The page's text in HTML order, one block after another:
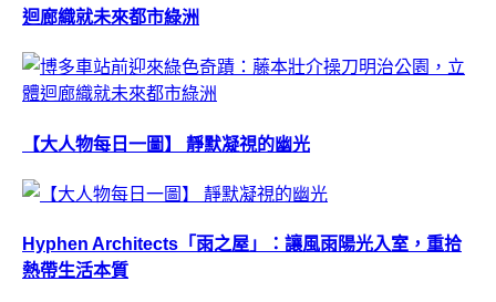
迴廊織就未來都市綠洲
【大人物每日一圖】 靜默凝視的幽光
Hyphen Architects「雨之屋」：讓風雨陽光入室，重拾
熱帶生活本質